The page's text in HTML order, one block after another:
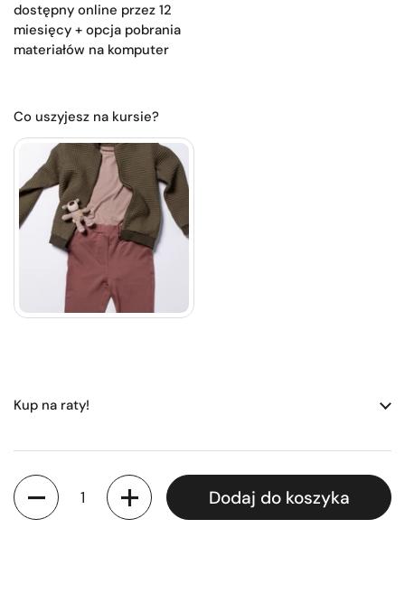
dostępny online przez 12
miesięcy + opcja pobrania
materiałów na komputer
Co uszyjesz na kursie?
Kup na raty!
Ilość
Dodaj do koszyka